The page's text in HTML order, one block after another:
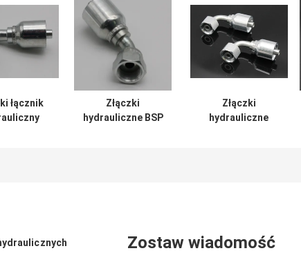
łącznik
Złączki
hydrauliczne BSP
Złączki
hydrauliczne
Zostaw wiadomość